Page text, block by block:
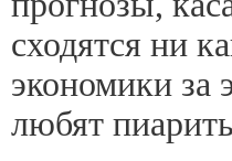
сходятся ни
экономики за
любят